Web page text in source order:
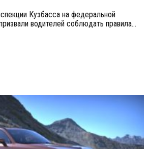
Кузбасса на федеральной
водителей соблюдать правила...